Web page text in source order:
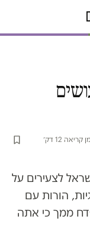
קריאה 12 דק׳
לצעירים על
הורות עם
ממך כי אתה